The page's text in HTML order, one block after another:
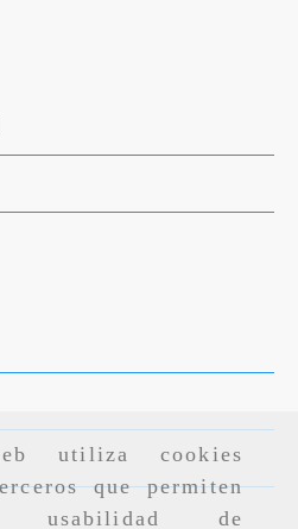
utiliza cookies
que permiten
usabilidad de